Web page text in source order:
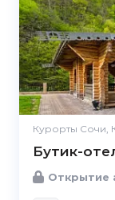
Курорты Сочи,
Бутик-
Открытие